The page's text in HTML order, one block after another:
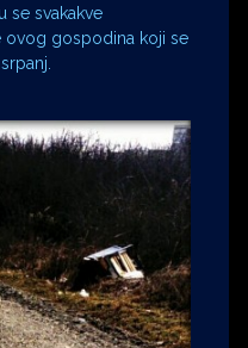
se svakakve
ovog gospodina koji se